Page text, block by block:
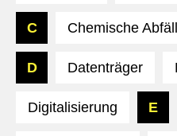
C Chemische
D Datenträger
Digitalisierung E